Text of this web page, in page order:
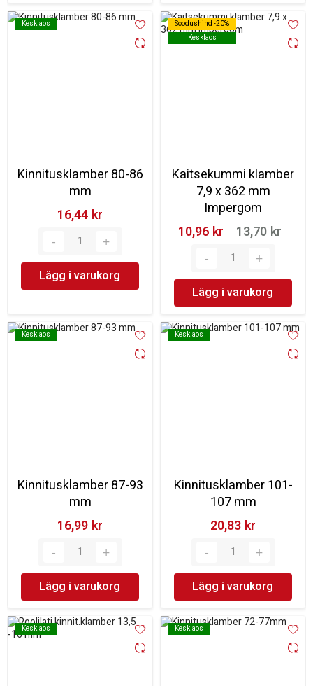
Kesklaos
Kesklaos
Kinnitusklamber 80-86
mm
16,44 kr‎
Lägg i varukorg
Soodushind -20%
Kesklaos
Soodushind -20%
Kesklaos
Kaitsekummi klamber
7,9 x 362 mm
Impergom
10,96 kr‎
13,70 kr‎
Lägg i varukorg
Kesklaos
Kesklaos
Kinnitusklamber 87-93
mm
16,99 kr‎
Lägg i varukorg
Kesklaos
Kesklaos
Kinnitusklamber 101-
107 mm
20,83 kr‎
Lägg i varukorg
Kesklaos
Kesklaos Kesklaos
Kesklaos